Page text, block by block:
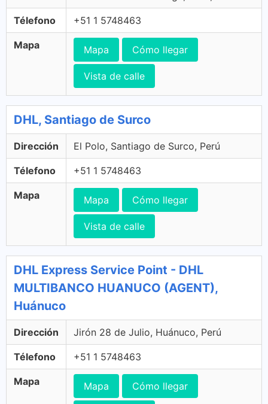
Télefono +51 1 5748463
Mapa Mapa Cómo llegar
Vista de calle
DHL, Santiago de Surco
Dirección El Polo, Santiago de Surco, Perú
Télefono +51 1 5748463
Mapa Mapa Cómo llegar
Vista de calle
DHL Express Service Point - DHL
MULTIBANCO HUANUCO (AGENT),
Huánuco
Dirección Jirón 28 de Julio, Huánuco, Perú
Télefono +51 1 5748463
Mapa Mapa Cómo llegar